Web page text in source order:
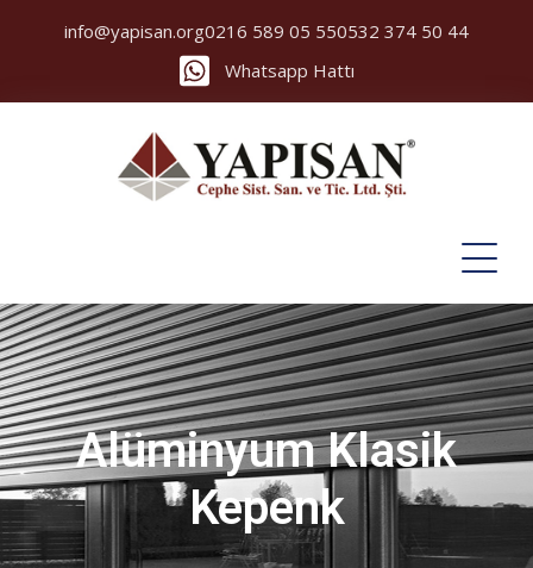
info@yapisan.org0216 589 05 550532 374 50 44
Whatsapp Hattı
Alüminyum Klasik
Kepenk